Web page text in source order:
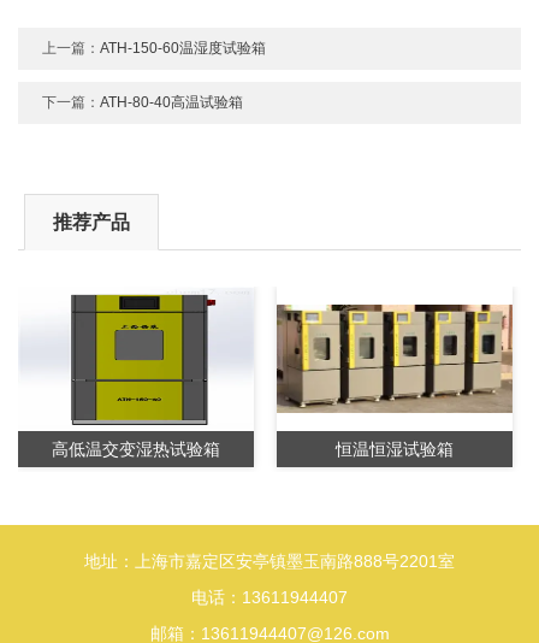
上一篇：ATH-150-60温湿度试验箱
下一篇：ATH-80-40高温试验箱
推荐产品
高低温交变湿热试验箱 恒温恒湿试验箱
地址：上海市嘉定区安亭镇墨玉南路888号2201室
电话：13611944407
邮箱：13611944407@126.com